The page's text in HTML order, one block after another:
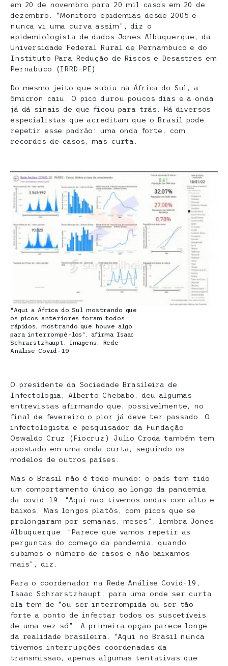
em 20 de novembro para 20 mil casos em 20 de
dezembro. “Monitoro epidemias desde 2005 e
nunca vi uma curva assim”, diz o
epidemiologista de dados Jones Albuquerque, da
Universidade Federal Rural de Pernambuco e do
Instituto Para Redução de Riscos e Desastres em
Pernabuco (IRRD-PE).
Do mesmo jeito que subiu na África do Sul, a
ômicron caiu. O pico durou poucos dias e a onda
já dá sinais de que ficou para trás. Há diversos
especialistas que acreditam que o Brasil pode
repetir esse padrão: uma onda forte, com
recordes de casos, mas curta.
“Aqui a África do Sul mostrando que
os picos anteriores foram todos
rápidos, mostrando que houve algo
para interrompê-los”. afirma Isaac
Schrarstzhaupt. Imagens: Rede
Análise Covid-19
O presidente da Sociedade Brasileira de
Infectologia, Alberto Chebabo, deu algumas
entrevistas afirmando que, possivelmente, no
final de fevereiro o pior já deve ter passado. O
infectologista e pesquisador da Fundação
Oswaldo Cruz (Fiocruz) Julio Croda também tem
apostado em uma onda curta, seguindo os
modelos de outros países.
Mas o Brasil não é todo mundo: o país tem tido
um comportamento único ao longo da pandemia
da covid-19. “Aqui não tivemos ondas com alto e
baixos. Mas longos platôs, com picos que se
prolongaram por semanas, meses”, lembra Jones
Albuquerque. “Parece que vamos repetir as
perguntas do começo da pandemia, quando
subimos o número de casos e não baixamos
mais”, diz.
Para o coordenador na Rede Análise Covid-19,
Isaac Schrarstzhaupt, para uma onde ser curta
ela tem de “ou ser interrompida ou ser tão
forte a ponto de infectar todos os suscetíveis
de uma vez só”. A primeira opção parece longe
da realidade brasileira. “Aqui no Brasil nunca
tivemos interrupções coordenadas da
transmissão, apenas algumas tentativas que